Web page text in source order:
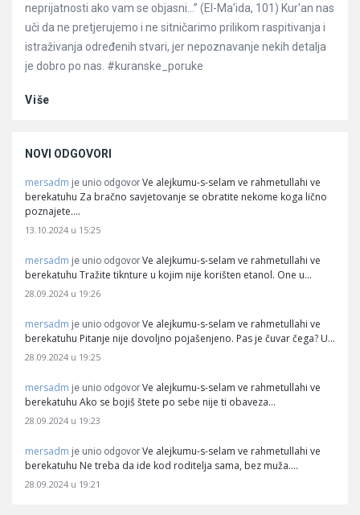
neprijatnosti ako vam se objasni…” (El-Ma'ida, 101) Kur'an nas
uči da ne pretjerujemo i ne sitničarimo prilikom raspitivanja i
istraživanja određenih stvari, jer nepoznavanje nekih detalja
je dobro po nas. #kuranske_poruke
Više
NOVI ODGOVORI
mersadm je unio odgovor Ve alejkumu-s-selam ve rahmetullahi ve
berekatuhu Za bračno savjetovanje se obratite nekome koga lično
poznajete.…
13.10.2024 u 15:25
mersadm je unio odgovor Ve alejkumu-s-selam ve rahmetullahi ve
berekatuhu Tražite tiknture u kojim nije korišten etanol. One u…
28.09.2024 u 19:26
mersadm je unio odgovor Ve alejkumu-s-selam ve rahmetullahi ve
berekatuhu Pitanje nije dovoljno pojašenjeno. Pas je čuvar čega? U…
28.09.2024 u 19:25
mersadm je unio odgovor Ve alejkumu-s-selam ve rahmetullahi ve
berekatuhu Ako se bojiš štete po sebe nije ti obaveza…
28.09.2024 u 19:23
mersadm je unio odgovor Ve alejkumu-s-selam ve rahmetullahi ve
berekatuhu Ne treba da ide kod roditelja sama, bez muža.…
28.09.2024 u 19:21